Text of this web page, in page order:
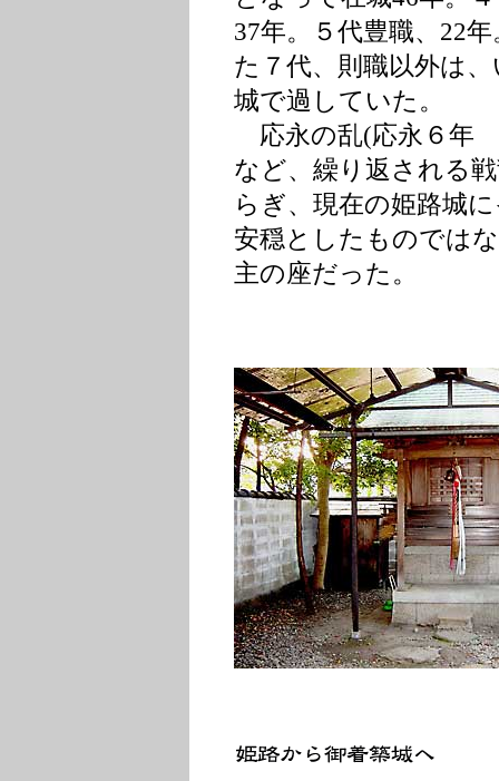
37年。５代豊職、22
た７代、則職以外は
城で過していた。
応永の乱(応永６年
など、繰り返される
らぎ、現在の姫路城
安穏としたものでは
主の座だった。